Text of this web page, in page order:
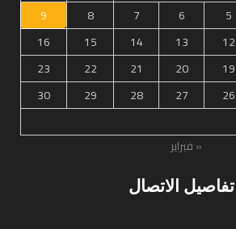
5
6
7
8
9
12
13
14
15
16
19
20
21
22
23
26
27
28
29
30
« فبراير
تفاصيل الاتصال